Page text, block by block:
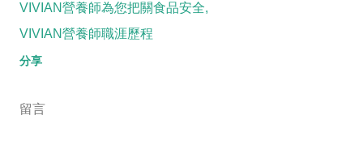
VIVIAN營養師為您把關食品安全
VIVIAN營養師職涯歷程
分享
留言